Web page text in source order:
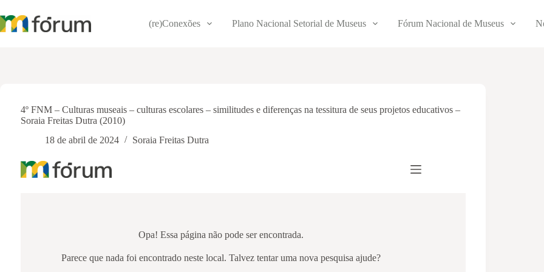
para
o
(re)Conexões Plano Nacional Setorial de Museus Fórum Nacional de Museus
4º FNM – Culturas museais – culturas escolares – similitudes e diferenças na tessitura de seus projetos educativos –
Soraia Freitas Dutra (2010)
18 de abril de 2024
Soraia Freitas Dutra